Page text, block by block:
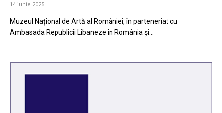
14 iunie 2025
Muzeul Național de Artă al României, în parteneriat cu
Ambasada Republicii Libaneze în România și…